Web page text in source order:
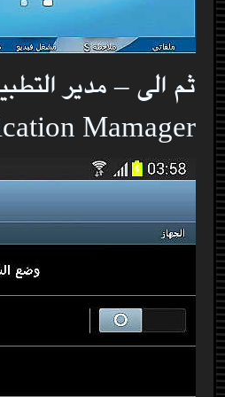
ثم الى – مدير
Mamager